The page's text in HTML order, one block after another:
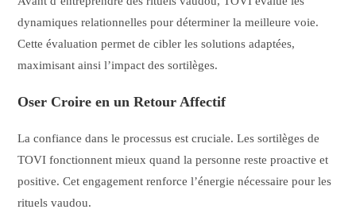
dynamiques relationnelles pour déterminer la meilleure voie.
Cette évaluation permet de cibler les solutions adaptées,
maximisant ainsi l’impact des sortilèges.
Oser Croire en un Retour Affectif
La confiance dans le processus est cruciale. Les sortilèges de
TOVI fonctionnent mieux quand la personne reste proactive et
positive. Cet engagement renforce l’énergie nécessaire pour les
rituels vaudou.